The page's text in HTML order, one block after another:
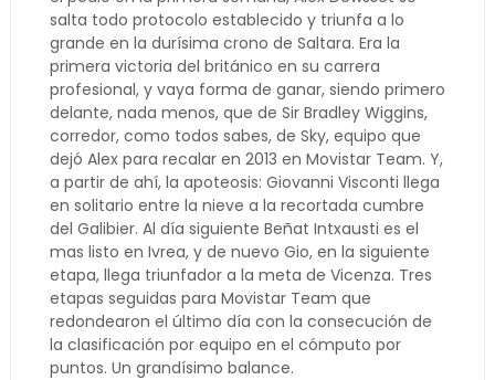
salta todo protocolo establecido y triunfa a lo
grande en la durísima crono de Saltara. Era la
primera victoria del británico en su carrera
profesional, y vaya forma de ganar, siendo primero
delante, nada menos, que de Sir Bradley Wiggins,
corredor, como todos sabes, de Sky, equipo que
dejó Alex para recalar en 2013 en Movistar Team. Y,
a partir de ahí, la apoteosis: Giovanni Visconti llega
en solitario entre la nieve a la recortada cumbre
del Galibier. Al día siguiente Beñat Intxausti es el
mas listo en Ivrea, y de nuevo Gio, en la siguiente
etapa, llega triunfador a la meta de Vicenza. Tres
etapas seguidas para Movistar Team que
redondearon el último día con la consecución de
la clasificación por equipo en el cómputo por
puntos. Un grandísimo balance.